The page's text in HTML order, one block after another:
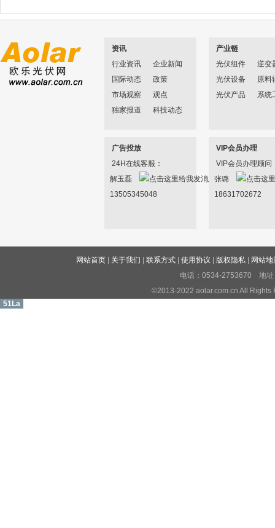
资讯
行业资讯
企业新闻
国际动态
政策
市场观察
观点
独家报道
科技动态
产业链
光伏组件
逆变
光伏设备
原料
光伏产品
系统
广告投放
24H在线客服：
解玉磊
13505345048
VIP会员办理
VIP会员办理顾问
张璐
18631702672
网站首页 关于我们 |联系方式 |使用协议 版权隐私
网站地
电话：0534-2753670 地址
©2013-2022 aolar.com.cn All Rights
51La